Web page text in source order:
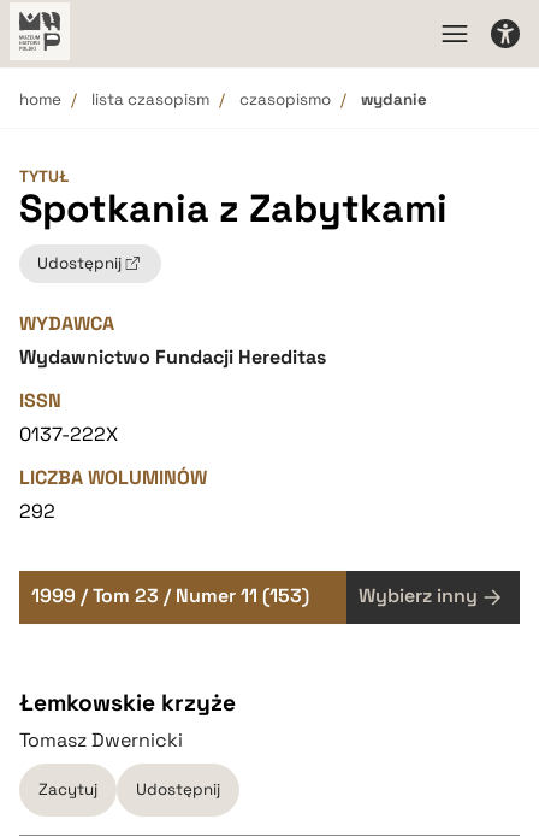
home lista czasopism czasopismo wydanie
TYTUŁ
Spotkania z Zabytkami
Udostępnij
WYDAWCA
Wydawnictwo Fundacji Hereditas
ISSN
0137-222X
LICZBA WOLUMINÓW
292
1999 / Tom 23 / Numer 11 (153) Wybierz inny
Łemkowskie krzyże
Tomasz Dwernicki
Zacytuj Udostępnij